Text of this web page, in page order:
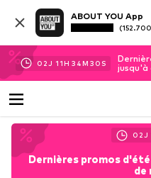
ABOUT YOU App
02J 11H 34M 28 S
jusqu'à
02J
Dernières promos
de